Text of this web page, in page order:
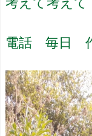
電話 毎日 作